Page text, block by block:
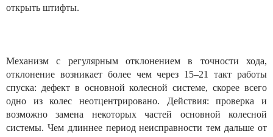
открыть штифты.
Механизм с регулярным отклонением в точности хода,
отклонение возникает более чем через 15–21 такт работы
спуска: дефект в основной колесной системе, скорее всего
одно из колес неотцентрировано. Действия: проверка и
возможно замена некоторых частей основной колесной
системы. Чем длиннее период неисправности тем дальше от